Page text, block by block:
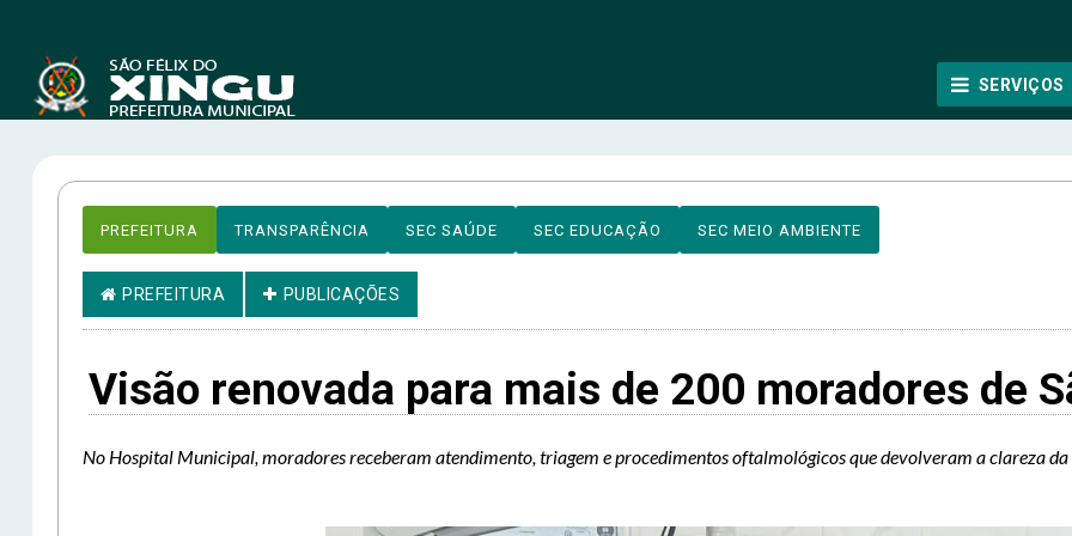
SERVIÇOS
PREFEITURA TRANSPARÊNCIA SEC SAÚDE SEC EDUCAÇÃO SEC MEIO AMBIENTE
PREFEITURA PUBLICAÇÕES
Visão renovada para mais de 200 moradores de
No Hospital Municipal, moradores receberam atendimento, triagem e procedimentos oftalmológicos que devolveram a clareza da